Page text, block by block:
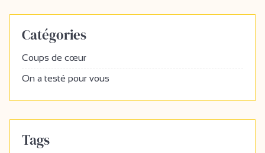
Catégories
Coups de cœur
On a testé pour vous
Tags